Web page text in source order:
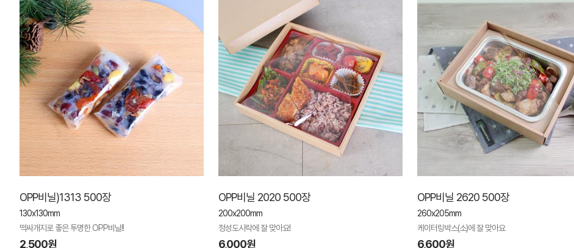
OPP비닐)1313 500장
130x130mm
떡싸개지로 좋은 투명한 OPP비닐!!
2,500원
OPP비닐 2020 500장
200x200mm
정성도시락에 잘 맞아요!
6,000원
OPP비닐 2620 500장
260x205mm
케이터링박스(소)에 잘 맞아요
6,600원